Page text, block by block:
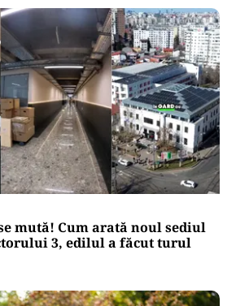
mută! Cum arată noul sediul
3, edilul a făcut turul